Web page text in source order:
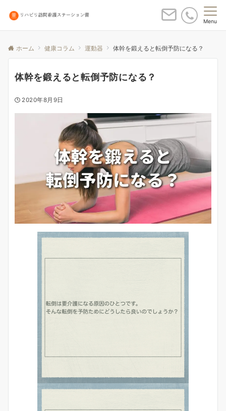
Menu
ホーム 健康コラム 運動器 体幹を鍛えると転倒予防になる？
体幹を鍛えると転倒予防になる？
2020年8月9日